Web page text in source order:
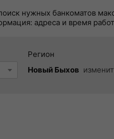
нужных банкоматов
адреса и время
Регион
Новый Быхов